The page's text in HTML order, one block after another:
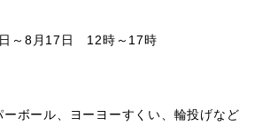
～8月17日 12時～17時
ボール、ヨーヨーすくい、輪投げなど